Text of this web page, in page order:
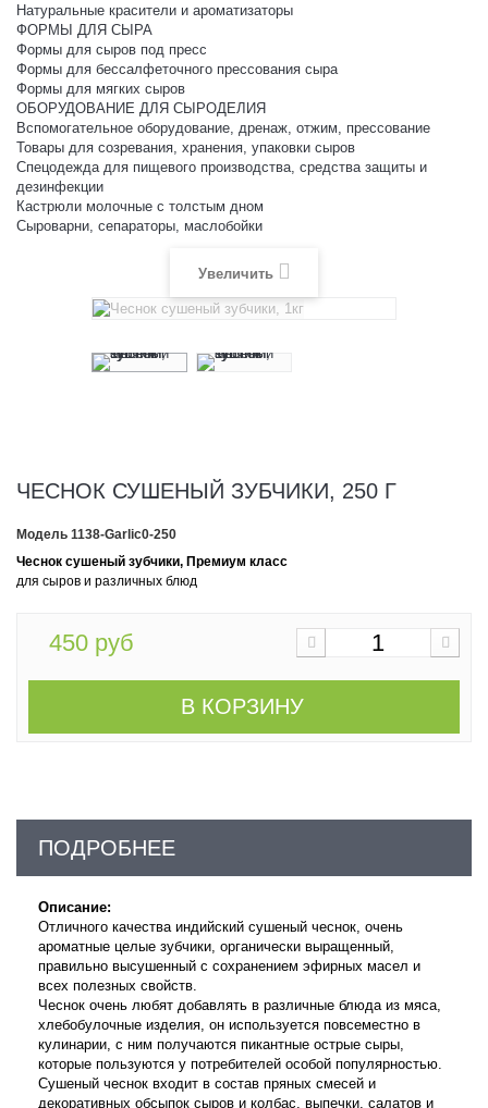
Натуральные красители и ароматизаторы
ФОРМЫ ДЛЯ СЫРА
Формы для сыров под пресс
Формы для бессалфеточного прессования сыра
Формы для мягких сыров
ОБОРУДОВАНИЕ ДЛЯ СЫРОДЕЛИЯ
Вспомогательное оборудование, дренаж, отжим, прессование
Товары для созревания, хранения, упаковки сыров
Спецодежда для пищевого производства, средства защиты и
дезинфекции
Кастрюли молочные с толстым дном
Сыроварни, сепараторы, маслобойки
Увеличить
ЧЕСНОК СУШЕНЫЙ ЗУБЧИКИ, 250 Г
Модель 1138-Garlic0-250
Чеснок сушеный зубчики, Премиум класс
для сыров и различных блюд
450 руб
В КОРЗИНУ
ПОДРОБНЕЕ
Описание:
Отличного качества индийский сушеный чеснок, очень
ароматные целые зубчики, органически выращенный,
правильно высушенный с сохранением эфирных масел и
всех полезных свойств.
Чеснок очень любят добавлять в различные блюда из мяса,
хлебобулочные изделия, он используется повсеместно в
кулинарии, с ним получаются пикантные острые сыры,
которые пользуются у потребителей особой популярностью.
Сушеный чеснок входит в состав пряных смесей и
декоративных обсыпок сыров и колбас, выпечки, салатов и